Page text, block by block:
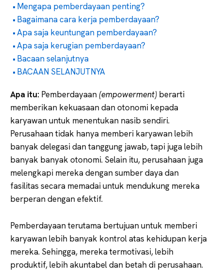
Mengapa pemberdayaan penting?
Bagaimana cara kerja pemberdayaan?
Apa saja keuntungan pemberdayaan?
Apa saja kerugian pemberdayaan?
Bacaan selanjutnya
BACAAN SELANJUTNYA
Apa itu: Pemberdayaan (empowerment) berarti
memberikan kekuasaan dan otonomi kepada
karyawan untuk menentukan nasib sendiri.
Perusahaan tidak hanya memberi karyawan lebih
banyak delegasi dan tanggung jawab, tapi juga lebih
banyak banyak otonomi. Selain itu, perusahaan juga
melengkapi mereka dengan sumber daya dan
fasilitas secara memadai untuk mendukung mereka
berperan dengan efektif.
Pemberdayaan terutama bertujuan untuk memberi
karyawan lebih banyak kontrol atas kehidupan kerja
mereka. Sehingga, mereka termotivasi, lebih
produktif, lebih akuntabel dan betah di perusahaan.